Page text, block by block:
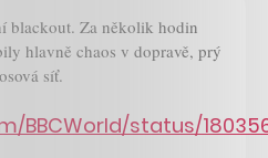
blackout. Za několik hodin
hlavně chaos v dopravě, prý
síť.
BBCWorld/status/